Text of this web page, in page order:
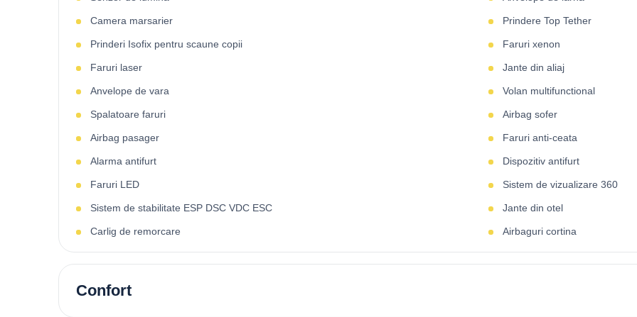
Camera marsarier Prindere Top Tether
Prinderi Isofix pentru scaune copii Faruri xenon
Faruri laser Jante din aliaj
Anvelope de vara Volan multifunctional
Spalatoare faruri Airbag sofer
Airbag pasager Faruri anti-ceata
Alarma antifurt Dispozitiv antifurt
Faruri LED Sistem de vizualizare 360
Sistem de stabilitate ESP DSC VDC ESC Jante din otel
Carlig de remorcare Airbaguri cortina
Confort